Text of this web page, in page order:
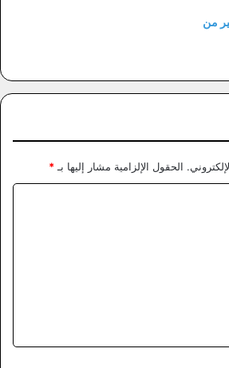
من
الحقول الإلزامية مشار إليها بـ*